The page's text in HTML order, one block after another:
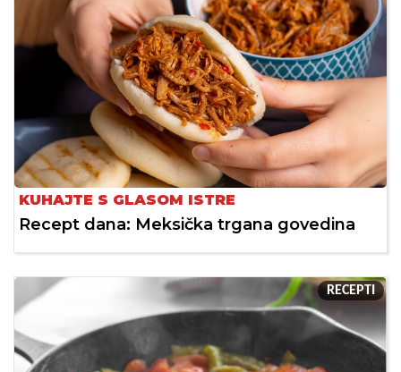
KUHAJTE S GLASOM ISTRE
Recept dana: Meksička trgana govedina
RECEPTI